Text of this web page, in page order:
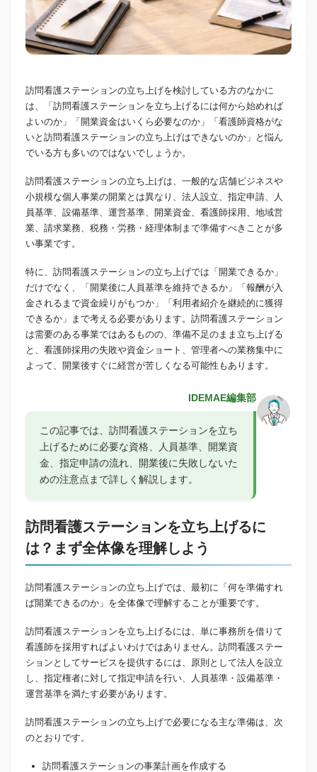
訪問看護ステーションの立ち上げを検討している方のなかに
は、「訪問看護ステーションを立ち上げるには何から始めれば
よいのか」「開業資金はいくら必要なのか」「看護師資格がな
いと訪問看護ステーションの立ち上げはできないのか」と悩ん
でいる方も多いのではないでしょうか。
訪問看護ステーションの立ち上げは、一般的な店舗ビジネスや
小規模な個人事業の開業とは異なり、法人設立、指定申請、人
員基準、設備基準、運営基準、開業資金、看護師採用、地域営
業、請求業務、税務・労務・経理体制まで準備すべきことが多
い事業です。
特に、訪問看護ステーションの立ち上げでは「開業できるか」
だけでなく、「開業後に人員基準を維持できるか」「報酬が入
金されるまで資金繰りがもつか」「利用者紹介を継続的に獲得
できるか」まで考える必要があります。訪問看護ステーション
は需要のある事業ではあるものの、準備不足のまま立ち上げる
と、看護師採用の失敗や資金ショート、管理者への業務集中に
よって、開業後すぐに経営が苦しくなる可能性もあります。
IDEMAE編集部
この記事では、訪問看護ステーションを立ち
上げるために必要な資格、人員基準、開業資
金、指定申請の流れ、開業後に失敗しないた
めの注意点まで詳しく解説します。
訪問看護ステーションを立ち上げるに
は？まず全体像を理解しよう
訪問看護ステーションの立ち上げでは、最初に「何を準備すれ
ば開業できるのか」を全体像で理解することが重要です。
訪問看護ステーションを立ち上げるには、単に事務所を借りて
看護師を採用すればよいわけではありません。訪問看護ステー
ションとしてサービスを提供するには、原則として法人を設立
し、指定権者に対して指定申請を行い、人員基準・設備基準・
運営基準を満たす必要があります。
訪問看護ステーションの立ち上げで必要になる主な準備は、次
のとおりです。
訪問看護ステーションの事業計画を作成する